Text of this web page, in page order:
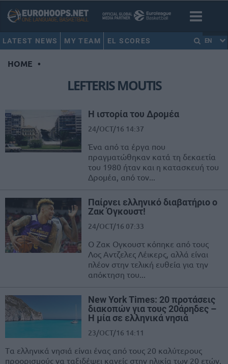
LATEST NEWS MY TEAM EL SCORES EN
HOME •
LEFTERIS MOUTIS
Η ιστορία του Δρομέα
24/OCT/16 14:37
Ένα από τα έργα που
πραγματώθηκαν κατά τη δεκαετία
του 1980 ήταν και η κατασκευή του
Δρομέα, από τον...
Παίρνει ελληνικό διαβατήριο ο
Ζακ Όγκουστ!
24/OCT/16 07:33
Ο Ζακ Ογκουστ κόπηκε από τους
Λος Αντζελες Λέικερς, αλλά είναι
πλέον στην τελική ευθεία για την
απόκτηση του...
Νew York Times: 20 προτάσεις
διακοπών για τους 20άρηδες –
Η μία σε ελληνικά νησιά
23/OCT/16 14:11
Tα ελληνικά νησιά είναι ένας από τους 20 καλύτερους
προορισμούς να ταξιδέψει κανείς στην ηλικία των 20 ετών,